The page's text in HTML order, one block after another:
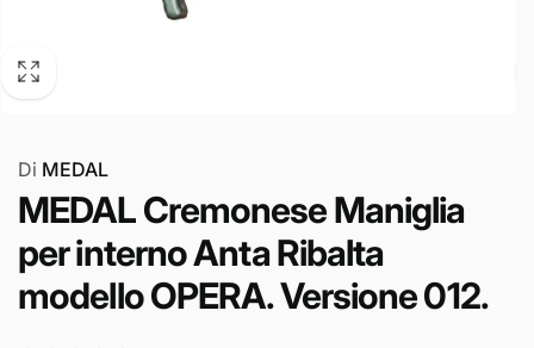
Di MEDAL
MEDAL Cremonese Maniglia
per interno Anta Ribalta
modello OPERA. Versione 012.